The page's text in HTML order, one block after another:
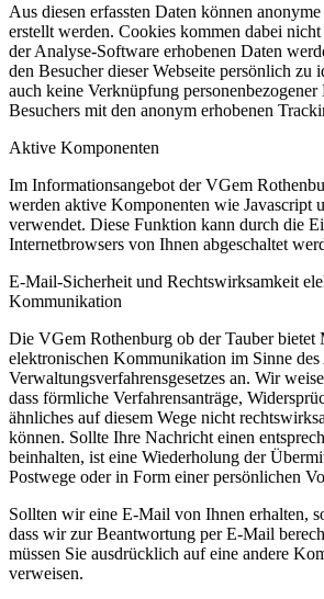
Aus diesen erfassten Daten können
erstellt werden. Cookies kommen dabei
der Analyse-Software erhobenen Daten
den Besucher dieser Webseite persönlich zu
auch keine Verknüpfung personenbezogener
Besuchers mit den anonym erhobenen
Aktive Komponenten
Im Informationsangebot der VGem
werden aktive Komponenten wie Javascript
verwendet. Diese Funktion kann durch die
Internetbrowsers von Ihnen abgeschaltet
E-Mail-Sicherheit und Rechtswirksamkeit
Kommunikation
Die VGem Rothenburg ob der Tauber bietet
elektronischen Kommunikation im Sinne des
Verwaltungsverfahrensgesetzes an. Wir
dass förmliche Verfahrensanträge,
ähnliches auf diesem Wege nicht
können. Sollte Ihre Nachricht einen
beinhalten, ist eine Wiederholung der
Postwege oder in Form einer persönlichen
Sollten wir eine E-Mail von Ihnen erhalten,
dass wir zur Beantwortung per E-Mail
müssen Sie ausdrücklich auf eine andere
verweisen.